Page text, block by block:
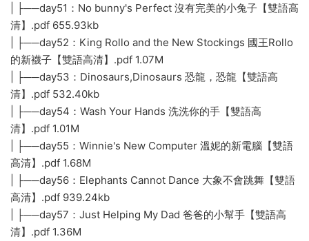
| ├──day51：No bunny's Perfect 沒有完美的小兔子【雙語高
清】.pdf 655.93kb
| ├──day52：King Rollo and the New Stockings 國王Rollo
的新襪子【雙語高清】.pdf 1.07M
| ├──day53：Dinosaurs,Dinosaurs 恐龍，恐龍【雙語高
清】.pdf 532.40kb
| ├──day54：Wash Your Hands 洗洗你的手【雙語高
清】.pdf 1.01M
| ├──day55：Winnie's New Computer 溫妮的新電腦【雙語
高清】.pdf 1.68M
| ├──day56：Elephants Cannot Dance 大象不會跳舞【雙語
高清】.pdf 939.24kb
| ├──day57：Just Helping My Dad 爸爸的小幫手【雙語高
清】.pdf 1.36M